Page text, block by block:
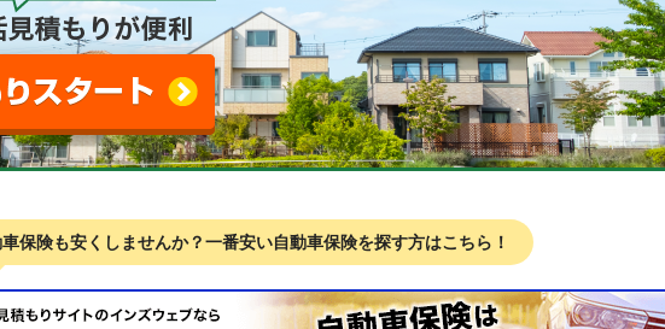
車保険も安くしませんか？一番安い自動車保険を探す方はこちら！